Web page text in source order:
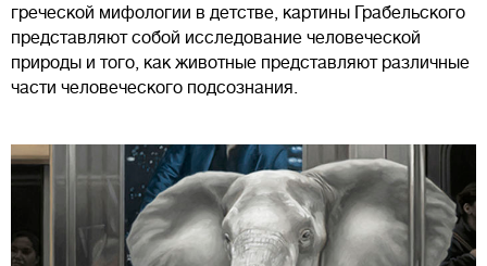
греческой мифологии в детстве, картины Грабельского
представляют собой исследование человеческой
природы и того, как животные представляют различные
части человеческого подсознания.